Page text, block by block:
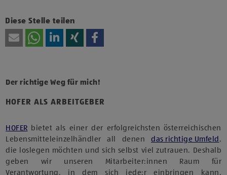
Diese Stelle teilen
HOFER ALS ARBEITGEBER
Der richtige Weg für mich!
HOFER bietet als einer der erfolgreichsten österreichischen
Lebensmitteleinzelhändler all denen das richtige Umfeld ,
die loslegen möchten und sich selbst viel zutrauen. Deshalb
geben wir unseren Mitarbeiter:innen Raum für
Verantwortung, in dem sich jede:r einbringen kann.